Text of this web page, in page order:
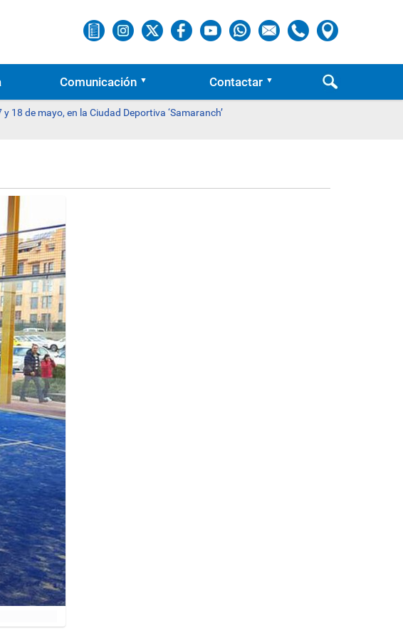
Comunicación Contactar
18 de mayo, en la Ciudad Deportiva ‘Samaranch’